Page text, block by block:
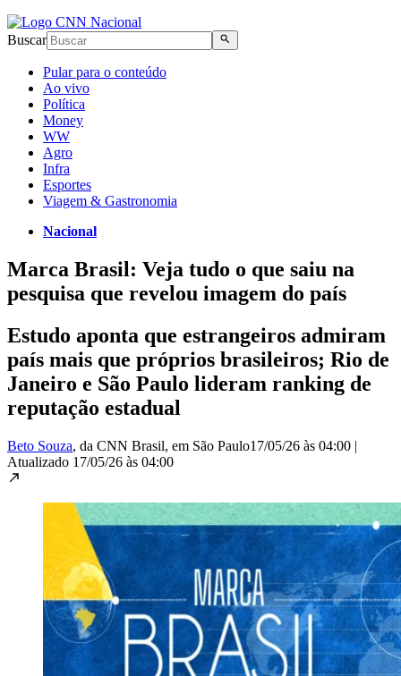
Buscar
Pular para o conteúdo
Ao vivo
Política
Money
WW
Agro
Infra
Esportes
Viagem & Gastronomia
Nacional
Marca Brasil: Veja tudo o que saiu na
pesquisa que revelou imagem do país
Estudo aponta que estrangeiros admiram
país mais que próprios brasileiros; Rio de
Janeiro e São Paulo lideram ranking de
reputação estadual
Beto Souza, da CNN Brasil, em São Paulo17/05/26 às 04:00 |
Atualizado 17/05/26 às 04:00